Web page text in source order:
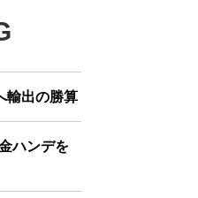
輸出の勝算
ハンデを